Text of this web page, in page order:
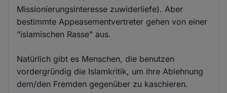
Missionierungsinteresse zuwiderliefe). Aber
bestimmte Appeasementvertreter gehen von einer
"islamischen Rasse" aus.
Natürlich gibt es Menschen, die benutzen
vordergründig die Islamkritik, um ihre Ablehnung
dem/den Fremden gegenüber zu kaschieren.